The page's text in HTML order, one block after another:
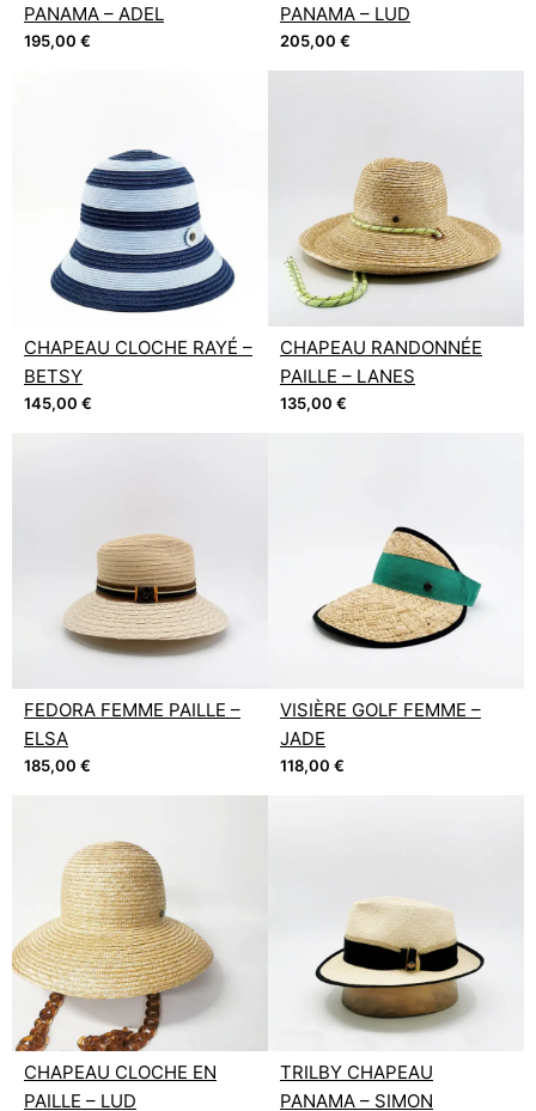
PANAMA – ADEL
195,00 €
PANAMA – LUD
205,00 €
CHAPEAU CLOCHE RAYÉ –
BETSY
145,00 €
CHAPEAU RANDONNÉE
PAILLE – LANES
135,00 €
FEDORA FEMME PAILLE –
ELSA
185,00 €
VISIÈRE GOLF FEMME –
JADE
118,00 €
CHAPEAU CLOCHE EN
PAILLE – LUD
TRILBY CHAPEAU
PANAMA – SIMON